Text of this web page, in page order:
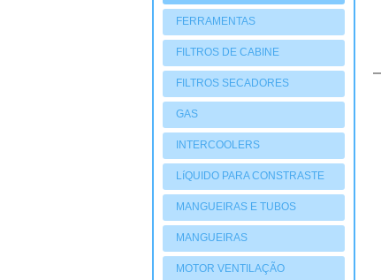
FERRAMENTAS
FILTROS DE CABINE
FILTROS SECADORES
GAS
INTERCOOLERS
LíQUIDO PARA CONSTRASTE
MANGUEIRAS E TUBOS
MANGUEIRAS
MOTOR VENTILAÇÃO